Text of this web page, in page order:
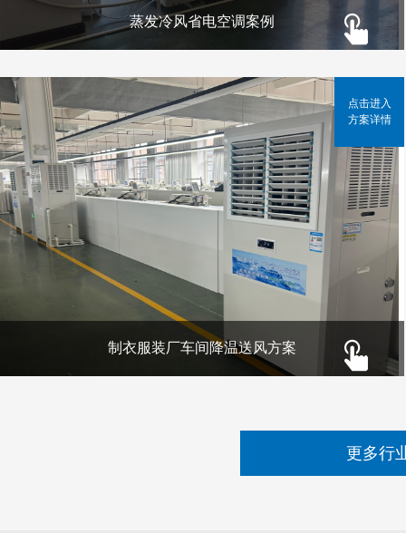
蒸发冷风省电空调案例
制衣服装厂车间降温送风方案
点击进入
方案详情
更多行